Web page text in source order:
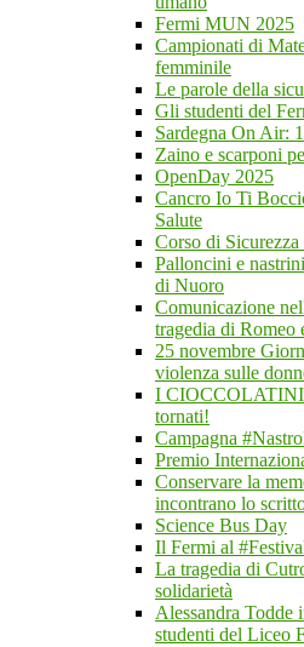
Fermi MUN 2025
Campionati di
femminile
Le parole della
Gli studenti del
Sardegna On Air:
Zaino e scarponi
OpenDay 2025
Cancro Io Ti
Salute
Corso di
Palloncini e
di Nuoro
Comunicazione
tragedia di Romeo
25 novembre
violenza sulle
I
tornati!
Campagna
Premio
Conservare la
incontrano lo
Science Bus Day
Il Fermi al
La tragedia di
solidarietà
Alessandra Todde
studenti del Liceo